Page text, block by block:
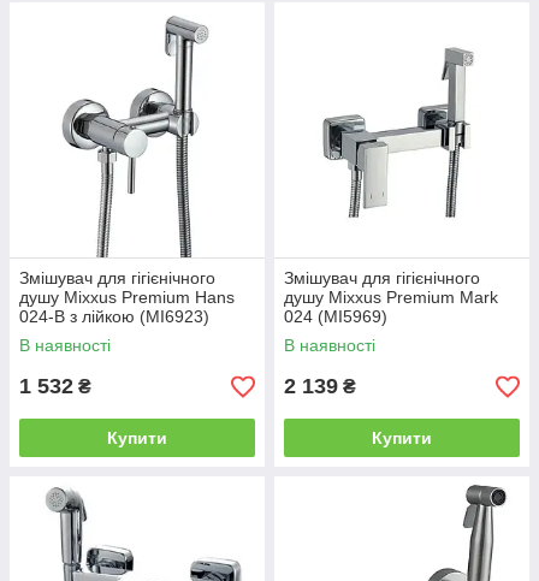
Змішувач для гігієнічного
душу Mixxus Premium Hans
024-B з лійкою (MI6923)
В наявності
1 532 ₴
Купити
Змішувач для гігієнічного
душу Mixxus Premium Mark
024 (MI5969)
В наявності
2 139 ₴
Купити